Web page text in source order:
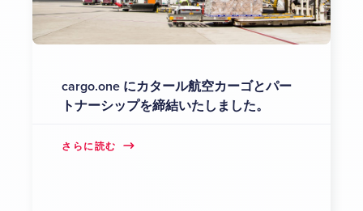
cargo.one にカタール航空カーゴとパー
トナーシップを締結いたしました。
さらに読む